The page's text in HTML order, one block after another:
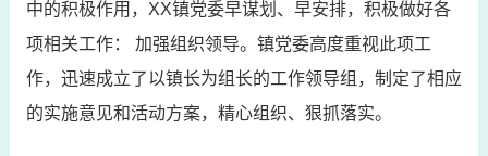
中的积极作用，XX镇党委早谋划、早安排，积极做好各
项相关工作： 加强组织领导。镇党委高度重视此项工
作，迅速成立了以镇长为组长的工作领导组，制定了相应
的实施意见和活动方案，精心组织、狠抓落实。